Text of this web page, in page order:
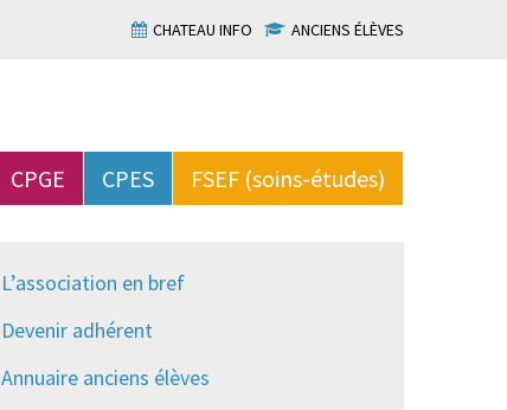
CHATEAU INFO ANCIENS ÉLÈVES
CPGE CPES FSEF (soins-études)
L’association en bref
Devenir adhérent
Annuaire anciens élèves